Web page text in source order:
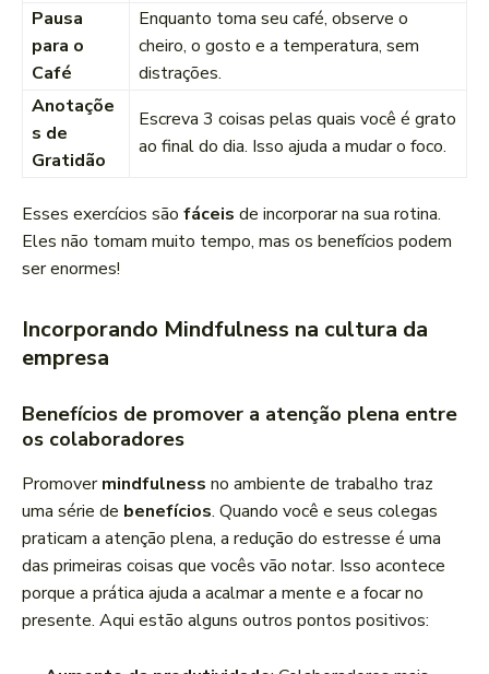
Pausa
para o
Café
Enquanto toma seu café, observe o
cheiro, o gosto e a temperatura, sem
distrações.
Anotaçõe
s de
Gratidão
Escreva 3 coisas pelas quais você é grato
ao final do dia. Isso ajuda a mudar o foco.
Esses exercícios são fáceis de incorporar na sua rotina.
Eles não tomam muito tempo, mas os benefícios podem
ser enormes!
Incorporando Mindfulness na cultura da
empresa
Benefícios de promover a atenção plena entre
os colaboradores
Promovermindfulness no ambiente de trabalho traz
uma série de benefícios. Quando você e seus colegas
praticam a atenção plena, a redução do estresse é uma
das primeiras coisas que vocês vão notar. Isso acontece
porque a prática ajuda a acalmar a mente e a focar no
presente. Aqui estão alguns outros pontos positivos: